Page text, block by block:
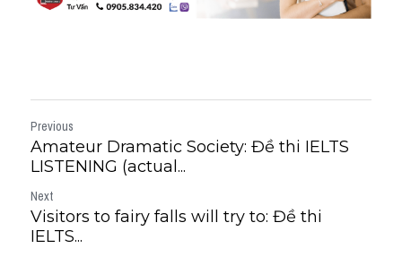
Previous
Amateur Dramatic Society: Đề thi IELTS
LISTENING (actual...
Next
Visitors to fairy falls will try to: Đề thi
IELTS...